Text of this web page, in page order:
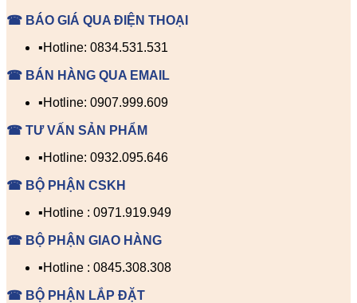
☎ BÁO GIÁ QUA ĐIỆN THOẠI
▪️Hotline: 0834.531.531
☎ BÁN HÀNG QUA EMAIL
▪️Hotline: 0907.999.609
☎ TƯ VẤN SẢN PHẨM
▪️Hotline: 0932.095.646
☎ BỘ PHẬN CSKH
▪️Hotline : 0971.919.949
☎ BỘ PHẬN GIAO HÀNG
▪️Hotline : 0845.308.308
☎ BỘ PHẬN LẮP ĐẶT